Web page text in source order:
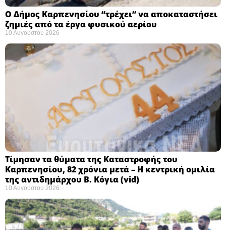
Ο Δήμος Καρπενησίου “τρέχει” να αποκαταστήσει
ζημιές από τα έργα φυσικού αερίου
10 Αυγούστου 2026
Τίμησαν τα θύματα της Καταστροφής του
Καρπενησίου, 82 χρόνια μετά – Η κεντρική ομιλία
της αντιδημάρχου Β. Κόγια (vid)
10 Αυγούστου 2026